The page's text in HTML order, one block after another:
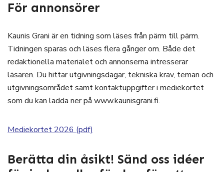
För annonsörer
Kaunis Grani är en tidning som läses från pärm till pärm.
Tidningen sparas och läses flera gånger om. Både det
redaktionella materialet och annonserna intresserar
läsaren. Du hittar utgivningsdagar, tekniska krav, teman och
utgivningsområdet samt kontaktuppgifter i mediekortet
som du kan ladda ner på www.kaunisgrani.fi.
Mediekortet 2026 (pdf)
Berätta din åsikt! Sänd oss idéer